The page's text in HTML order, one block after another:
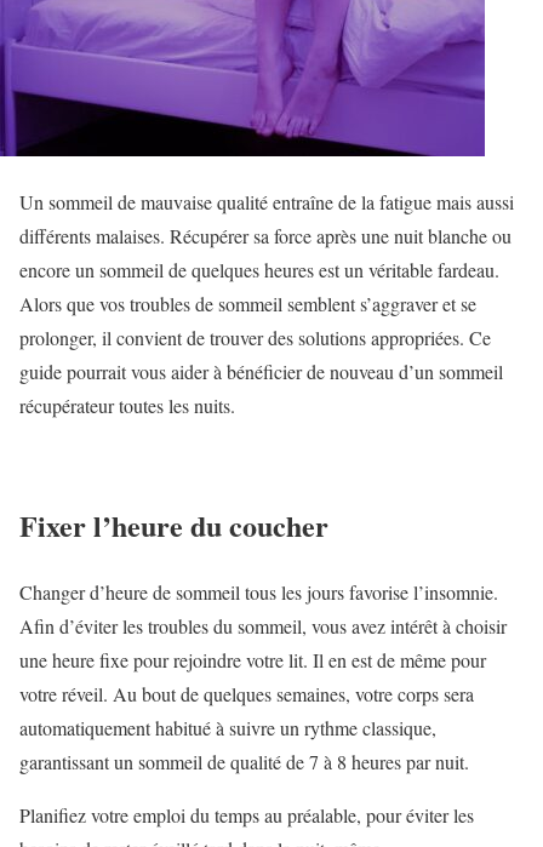
Un sommeil de mauvaise qualité entraîne de la fatigue mais aussi
différents malaises. Récupérer sa force après une nuit blanche ou
encore un sommeil de quelques heures est un véritable fardeau.
Alors que vos troubles de sommeil semblent s’aggraver et se
prolonger, il convient de trouver des solutions appropriées. Ce
guide pourrait vous aider à bénéficier de nouveau d’un sommeil
récupérateur toutes les nuits.
Fixer l’heure du coucher
Changer d’heure de sommeil tous les jours favorise l’insomnie.
Afin d’éviter les troubles du sommeil, vous avez intérêt à choisir
une heure fixe pour rejoindre votre lit. Il en est de même pour
votre réveil. Au bout de quelques semaines, votre corps sera
automatiquement habitué à suivre un rythme classique,
garantissant un sommeil de qualité de 7 à 8 heures par nuit.
Planifiez votre emploi du temps au préalable, pour éviter les